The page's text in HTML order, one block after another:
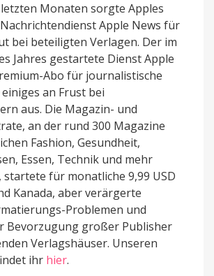
Monaten sorgte Apples
Apple News für
bei beteiligten Verlagen. Der im
Jahres gestartete Dienst Apple
Abo für journalistische
an Frust bei
aus. Die Magazin- und
an der rund 300 Magazine
Fashion, Gesundheit,
Essen, Technik und mehr
für monatliche 9,99 USD
Kanada, aber verärgerte
Problemen und
Bevorzugung großer Publisher
Verlagshäuser. Unseren
ihr hier.